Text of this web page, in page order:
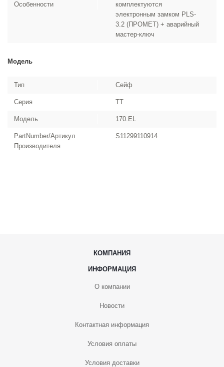
Особенности
комплектуются
электронным замком PLS-
3.2 (ПРОМЕТ) + аварийный
мастер-ключ
Модель
Тип Сейф
Серия TT
Модель 170.EL
PartNumber/Артикул
Производителя
S11299110914
КОМПАНИЯ
ИНФОРМАЦИЯ
О компании
Новости
Контактная информация
Условия оплаты
Условия доставки